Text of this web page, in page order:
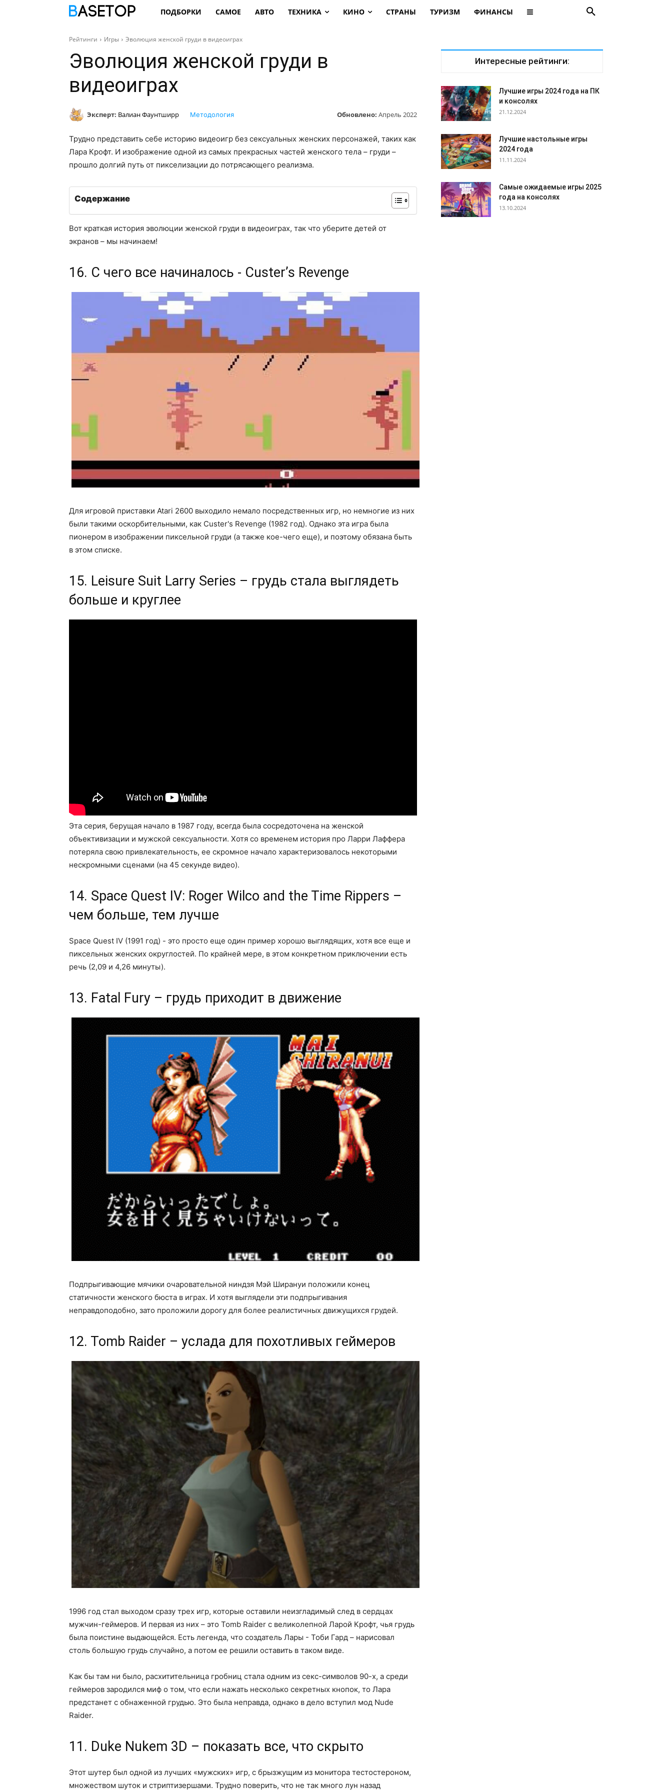
ПОДБОРКИ САМОЕ АВТО ТЕХНИКА КИНО СТРАНЫ ТУРИЗМ ФИНАНСЫ
Рейтинги Игры Эволюция женской груди в видеоиграх
Эволюция женской груди в
видеоиграх
Эксперт: Валиан Фаунтширр Обновлено: Апрель 2022
Методология
Трудно представить себе историю видеоигр без сексуальных женских персонажей, таких как
Лара Крофт. И изображение одной из самых прекрасных частей женского тела – груди –
прошло долгий путь от пикселизации до потрясающего реализма.
Содержание
Вот краткая история эволюции женской груди в видеоиграх, так что уберите детей от
экранов – мы начинаем!
16. С чего все начиналось - Custer’s Revenge
Для игровой приставки Atari 2600 выходило немало посредственных игр, но немногие из них
были такими оскорбительными, как Custer's Revenge (1982 год). Однако эта игра была
пионером в изображении пиксельной груди (а также кое-чего еще), и поэтому обязана быть
в этом списке.
15. Leisure Suit Larry Series – грудь стала выглядеть
больше и круглее
Эта серия, берущая начало в 1987 году, всегда была сосредоточена на женской
объективизации и мужской сексуальности. Хотя со временем история про Ларри Лаффера
потеряла свою привлекательность, ее скромное начало характеризовалось некоторыми
нескромными сценами (на 45 секунде видео).
14. Space Quest IV: Roger Wilco and the Time Rippers –
чем больше, тем лучше
Space Quest IV (1991 год) - это просто еще один пример хорошо выглядящих, хотя все еще и
пиксельных женских округлостей. По крайней мере, в этом конкретном приключении есть
речь (2,09 и 4,26 минуты).
13. Fatal Fury – грудь приходит в движение
Подпрыгивающие мячики очаровательной ниндзя Мэй Ширануи положили конец
статичности женского бюста в играх. И хотя выглядели эти подпрыгивания
неправдоподобно, зато проложили дорогу для более реалистичных движущихся грудей.
12. Tomb Raider – услада для похотливых геймеров
1996 год стал выходом сразу трех игр, которые оставили неизгладимый след в сердцах
мужчин-геймеров. И первая из них – это Tomb Raider с великолепной Ларой Крофт, чья грудь
была поистине выдающейся. Есть легенда, что создатель Лары - Тоби Гард – нарисовал
столь большую грудь случайно, а потом ее решили оставить в таком виде.
Как бы там ни было, расхитительница гробниц стала одним из секс-символов 90-х, а среди
геймеров зародился миф о том, что если нажать несколько секретных кнопок, то Лара
предстанет с обнаженной грудью. Это была неправда, однако в дело вступил мод Nude
Raider.
11. Duke Nukem 3D – показать все, что скрыто
Этот шутер был одной из лучших «мужских» игр, с брызжущим из монитора тестостероном,
множеством шуток и стриптизершами. Трудно поверить, что не так много лун назад
Интересные рейтинги:
Лучшие игры 2024 года на ПК
и консолях
21.12.2024
Лучшие настольные игры
2024 года
11.11.2024
Самые ожидаемые игры 2025
года на консолях
13.10.2024